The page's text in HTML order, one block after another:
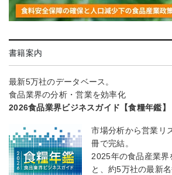
書籍案内
最新5万社のデータベース。
食品業界の分析・営業を効率化
2026食品業界ビジネスガイド【食糧年鑑】
市場分析から営業リ
冊で完結。
2025年の食品産業界
と、約5万社の最新名